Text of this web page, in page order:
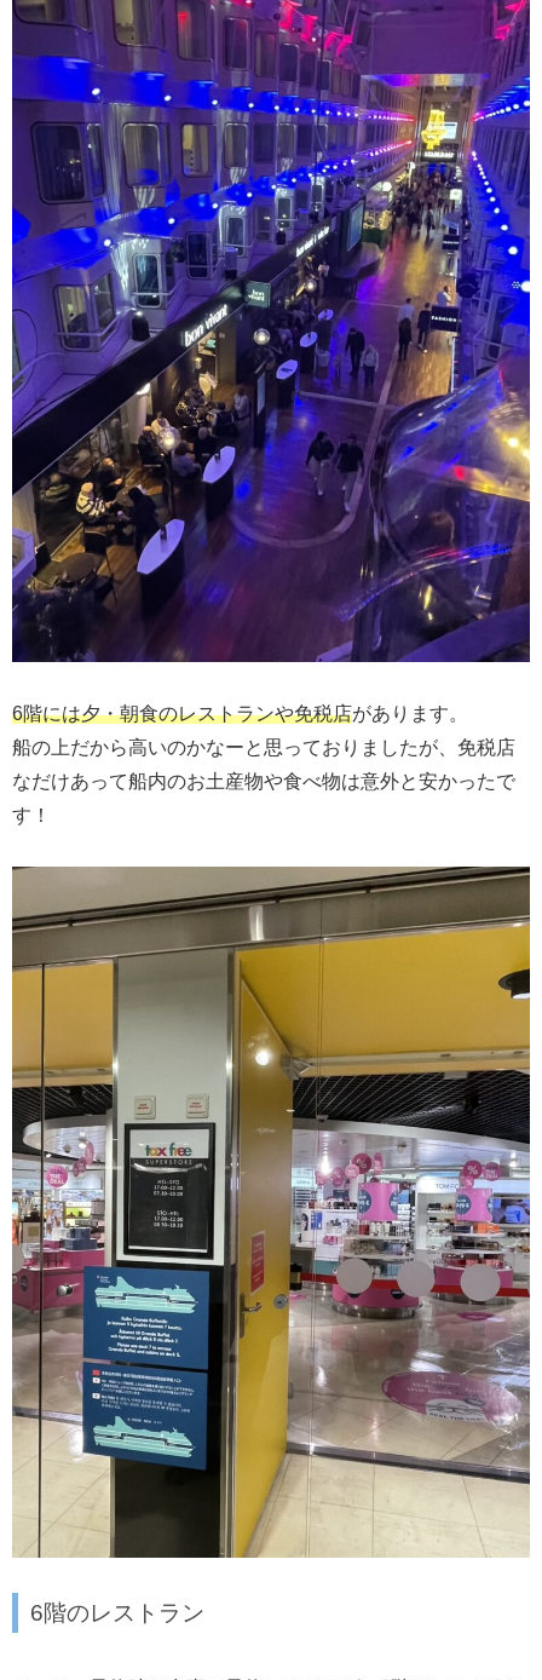
6階には夕・朝食のレストランや免税店があります。
船の上だから高いのかなーと思っておりましたが、免税店
なだけあって船内のお土産物や食べ物は意外と安かったで
す！
6階のレストラン